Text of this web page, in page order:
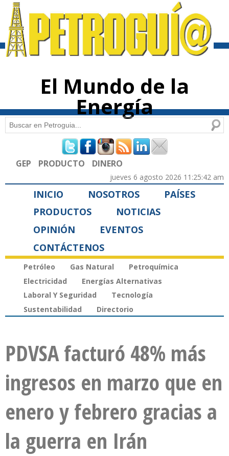
contenido
El Mundo de la
Energía
Formulario de búsqueda
Buscar
GEP PRODUCTO DINERO
jueves 6 agosto 2026 11:25:42 am
INICIO NOSOTROS
PAÍSES
PRODUCTOS
NOTICIAS
OPINIÓN
EVENTOS
CONTÁCTENOS
Petróleo Gas Natural
Petroquímica
Electricidad
Energías Alternativas
Laboral Y Seguridad
Tecnología
Sustentabilidad
Directorio
PDVSA facturó 48% más
ingresos en marzo que en
enero y febrero gracias a
la guerra en Irán